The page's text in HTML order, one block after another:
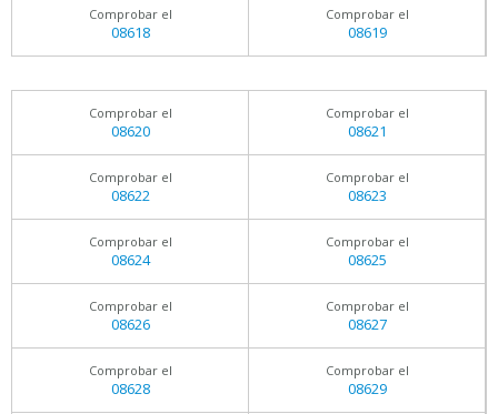
Comprobar el
08618
Comprobar el
08619
Comprobar el
08620
Comprobar el
08621
Comprobar el
08622
Comprobar el
08623
Comprobar el
08624
Comprobar el
08625
Comprobar el
08626
Comprobar el
08627
Comprobar el
08628
Comprobar el
08629